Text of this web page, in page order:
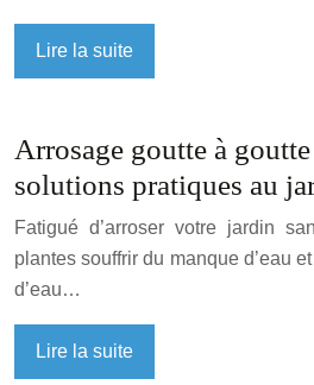
Lire la suite
Arrosage goutte à
solutions pratiques au
Fatigué d’arroser votre jardin
plantes souffrir du manque d’eau
d’eau…
Lire la suite